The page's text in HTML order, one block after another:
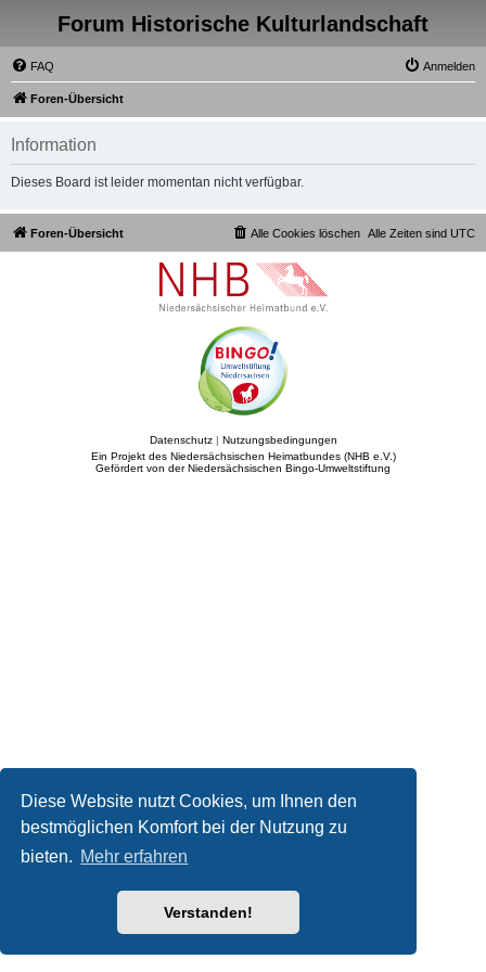
Diese Website nutzt Cookies, um Ihnen den
bestmöglichen Komfort bei der Nutzung zu
bieten. Mehr erfahren
Verstanden!
Forum Historische Kulturlandschaft
FAQ Anmelden
Foren-Übersicht
Information
Dieses Board ist leider momentan nicht verfügbar.
Foren-Übersicht Alle Zeiten sind UTC
Alle Cookies löschen
Datenschutz| Nutzungsbedingungen
Ein Projekt des Niedersächsischen Heimatbundes (NHB e.V.)
Gefördert von der Niedersächsischen Bingo-Umweltstiftung